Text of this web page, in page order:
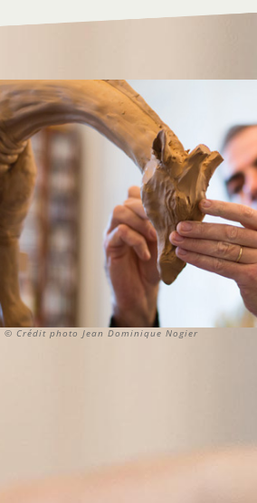
© Crédit photo Jean Dominique Nogier